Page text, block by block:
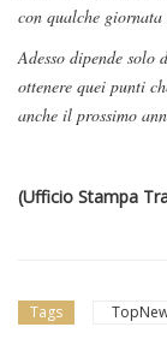
con qualche
Adesso dipende solo
ottenere quei punti
anche il prossimo
(Ufficio Stampa
Tags